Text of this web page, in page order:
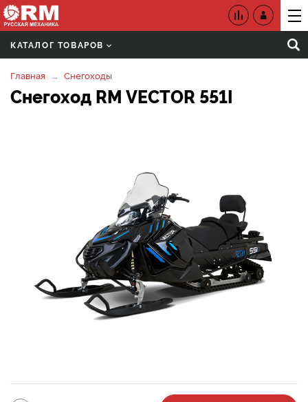
КАТАЛОГ ТОВАРОВ
Главная Снегоходы
Снегоход RM VECTOR 551I